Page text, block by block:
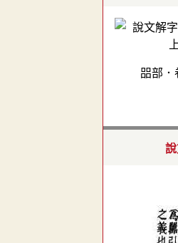
㗊部．